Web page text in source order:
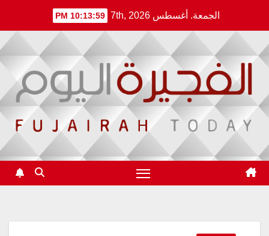
content
الجمعة. أغسطس 7th, 2026 10:13:59 PM